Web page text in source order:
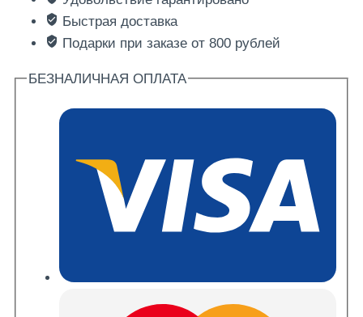
450гр
Быстрая доставка
Подарки при заказе от 800 рублей
БЕЗНАЛИЧНАЯ ОПЛАТА